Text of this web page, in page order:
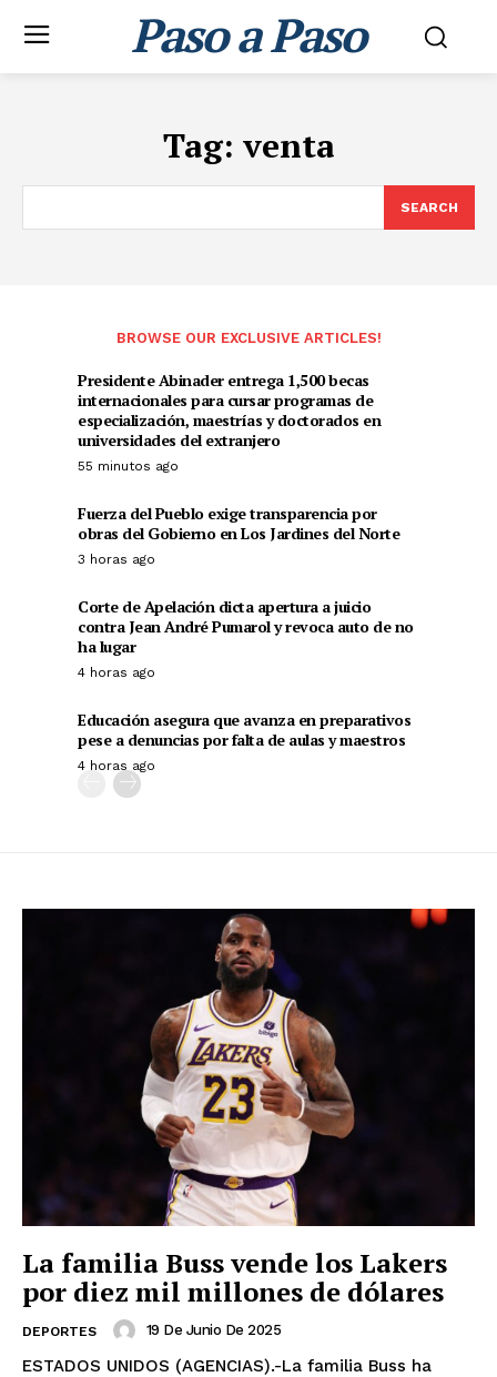
Paso a Paso
Tag: venta
SEARCH
BROWSE OUR EXCLUSIVE ARTICLES!
Presidente Abinader entrega 1,500 becas
internacionales para cursar programas de
especialización, maestrías y doctorados en
universidades del extranjero
55 minutos ago
Fuerza del Pueblo exige transparencia por
obras del Gobierno en Los Jardines del Norte
3 horas ago
Corte de Apelación dicta apertura a juicio
contra Jean André Pumarol y revoca auto de no
ha lugar
4 horas ago
Educación asegura que avanza en preparativos
pese a denuncias por falta de aulas y maestros
4 horas ago
La familia Buss vende los Lakers
por diez mil millones de dólares
DEPORTES 19 De Junio De 2025
ESTADOS UNIDOS (AGENCIAS).-La familia Buss ha